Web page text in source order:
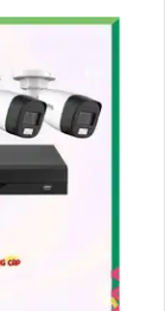
khả năng
ghi lại hình
camera
quay quét
có thể quan
mang lại ấn
đặc điểm
giá rẻ
dụng
an ninh tại